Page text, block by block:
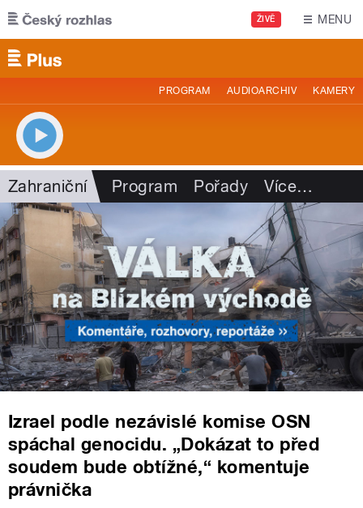
Přejít k hlavnímu obsahu
ŽIVĚ MENU
PROGRAM AUDIOARCHIV KAMERY
Zahraniční Program Pořady Více…
Izrael podle nezávislé komise OSN
spáchal genocidu. „Dokázat to před
soudem bude obtížné,“ komentuje
právnička